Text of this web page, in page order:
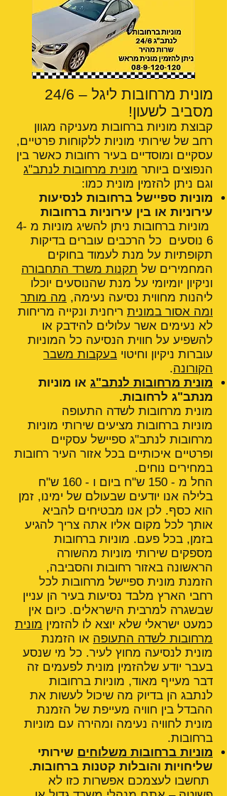
מונית מרחובות ליגל – 24/6
מסביב לשעון!
קבוצת מוניות ברחובות מעניקה מגוון
רחב של שירותי מוניות ללקוחות פרטיים,
עסקיים ומוסדיים בעיר רחובות כאשר בין
הנפוצים ביותר מונית מרחובות לנתב"ג
וגם ניתן להזמין מונית כמו:
מוניות ספיישל ברחובות לנסיעות
עירוניות או בין עירוניות ברחובות
מוניות ברחובות ניתן להשיג מוניות מ 4-
6 נוסעים כל הרכבים עוברים בדיקות
תקופתיות על מנת לעמוד בחוקים
המחמירים של תקנות משרד התחבורה
וניקיון יומיומי על מנת שהנוסעים יוכלו
ליהנות מחווית נסיעה נעימה, מה מותר
ומה אסור במונית ריחנית ונקייה מריחות
לא נעימים אשר עלולים להידבק או
להשפיע על חווית הנסיעה כל המוניות
עוברות ניקיון וחיטוי בעקבות משבר
הקורונה.
מונית מרחובות לנתב"ג או מוניות
מנתב"ג לרחובות.
מונית מרחובות לשדה התעופה
מוניות ברחובות מציעים שירותי מוניות
מרחובות לנתב"ג ספיישל עסקיים
ופרטיים איכותיים בכל אזור העיר רחובות
במחירים נוחים.
החל מ - 150 ש"ח ביום ו - 160 ש"ח
בלילה אנו יודעים שבעולם של ימינו, זמן
הוא כסף. לכן אנו מבטיחים להביא
אותך לכל מקום אליו אתה צריך להגיע
בזמן, בכל פעם. מוניות ברחובות
מספקים שירותי מוניות מהשורה
הראשונה באזור רחובות והסביבה,
הזמנת מונית ספיישל מרחובות לכל
רחבי הארץ מלבד נסיעות בעיר הן עניין
שבשגרה למרבית הישראלים. כיום אין
כמעט ישראלי שלא יוצא לו להזמין מונית
מרחובות לשדה התעופה או הזמנת
מונית לנסיעה מחוץ לעיר. כל מי שנסע
בעבר יודע שלהזמין מונית לפעמים זה
דבר מעייף מאוד, מוניות ברחובות
לנתבג הן בדיוק מה שיכול לעשות את
ההבדל בין חוויה מעייפת של הזמנת
מונית לחוויה נעימה ומהירה עם מוניות
ברחובות.
מוניות ברחובות משלוחים שירותי
שליחויות והובלות קטנות ברחובות.
תחשבו לעצמכם אפשרות כזו לא